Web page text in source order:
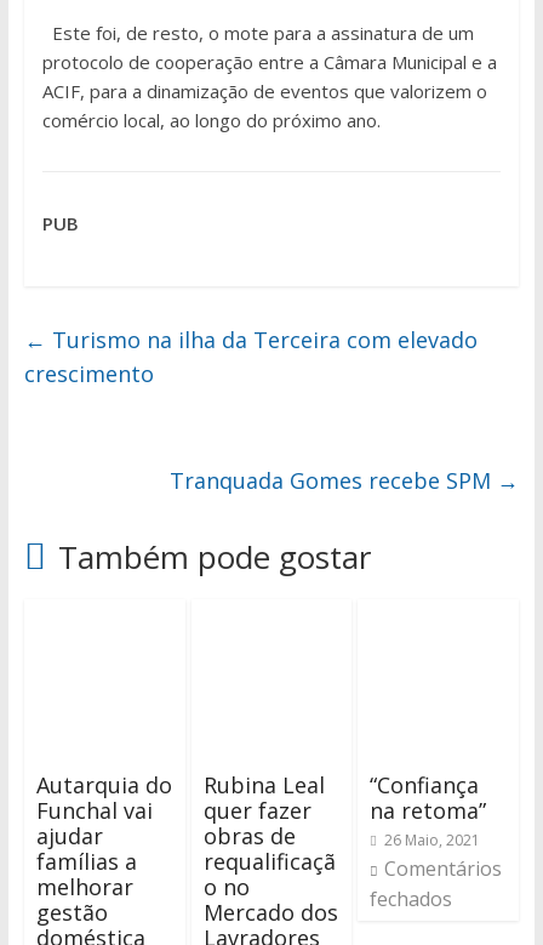
Este foi, de resto, o mote para a assinatura de um
protocolo de cooperação entre a Câmara Municipal e a
ACIF, para a dinamização de eventos que valorizem o
comércio local, ao longo do próximo ano.
PUB
← Turismo na ilha da Terceira com elevado
crescimento
Tranquada Gomes recebe SPM →
Também pode gostar
Autarquia do
Funchal vai
ajudar
famílias a
melhorar
gestão
doméstica
Rubina Leal
quer fazer
obras de
requalificaçã
o no
Mercado dos
Lavradores
“Confiança
na retoma”
26 Maio, 2021
Comentários
fechados